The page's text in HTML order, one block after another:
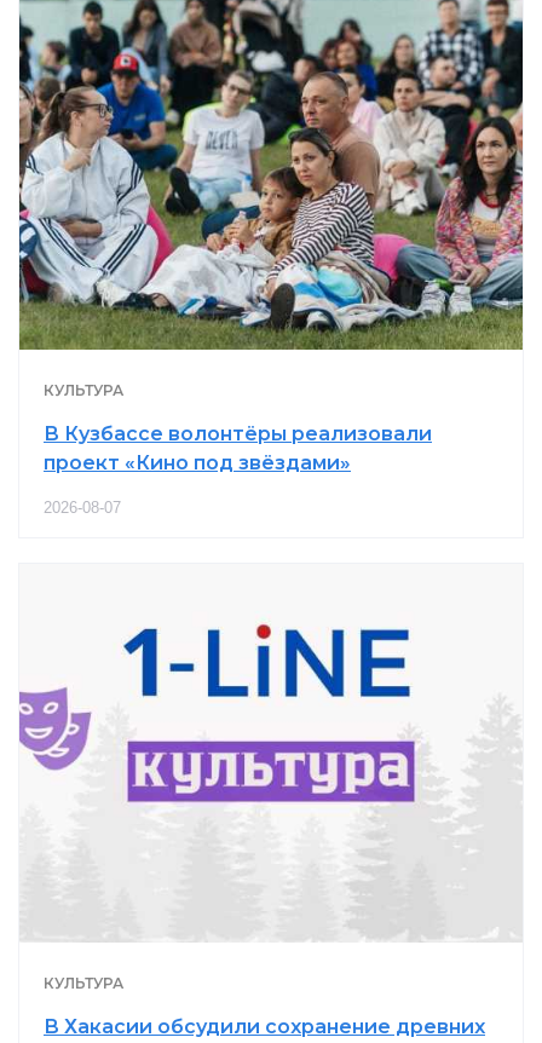
КУЛЬТУРА
В Кузбассе волонтёры реализовали
проект «Кино под звёздами»
2026-08-07
КУЛЬТУРА
В Хакасии обсудили сохранение древних